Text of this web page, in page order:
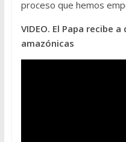
proceso que hemos
VIDEO. El Papa recibe
amazónicas